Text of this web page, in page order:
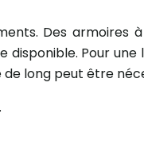
Des
Pour une
de long peut être